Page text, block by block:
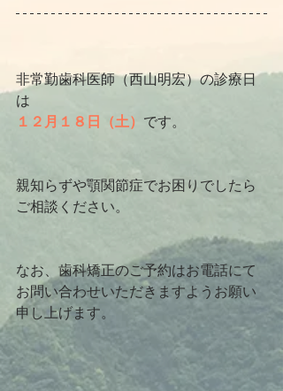
非常勤歯科医師（西山明宏）の診療日
は
１２月１８日（土） です。
親知らずや顎関節症でお困りでしたら
ご相談ください。
なお、歯科矯正のご予約はお電話にて
お問い合わせいただきますようお願い
申し上げます。